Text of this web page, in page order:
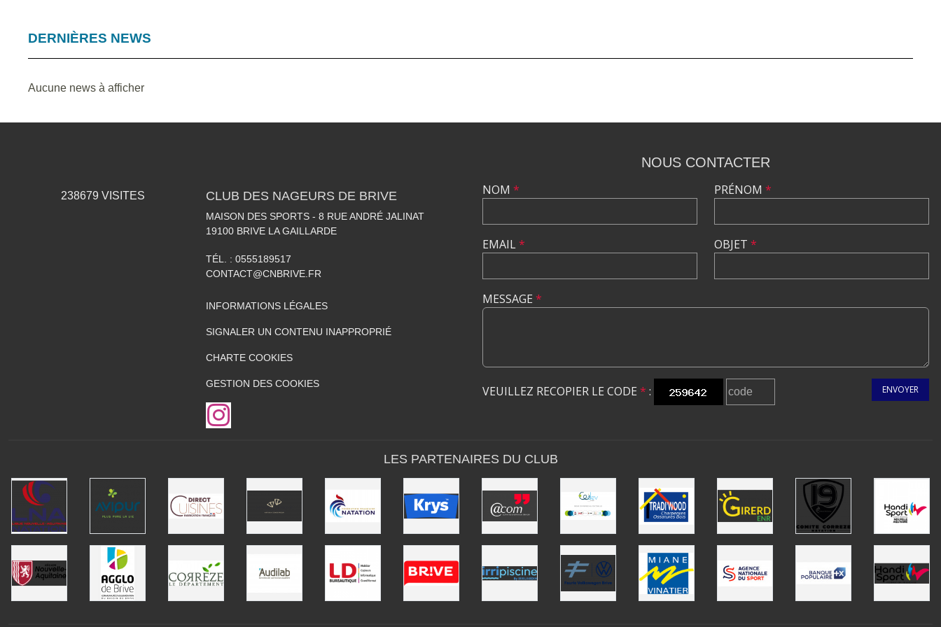
DERNIÈRES NEWS
Aucune news à afficher
238679 VISITES CLUB DES NAGEURS DE BRIVE
MAISON DES SPORTS - 8 RUE ANDRÉ JALINAT
19100 BRIVE LA GAILLARDE
TÉL. : 0555189517
CONTACT@CNBRIVE.FR
INFORMATIONS LÉGALES
SIGNALER UN CONTENU INAPPROPRIÉ
CHARTE COOKIES
GESTION DES COOKIES
NOUS CONTACTER
NOM *
EMAIL*
PRÉNOM *
OBJET *
MESSAGE *
VEUILLEZ RECOPIER LE CODE * : ENVOYER
LES PARTENAIRES DU CLUB